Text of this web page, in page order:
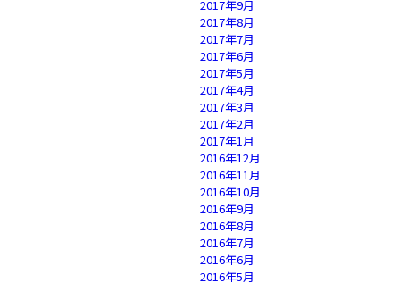
2017年9月
2017年8月
2017年7月
2017年6月
2017年5月
2017年4月
2017年3月
2017年2月
2017年1月
2016年12月
2016年11月
2016年10月
2016年9月
2016年8月
2016年7月
2016年6月
2016年5月